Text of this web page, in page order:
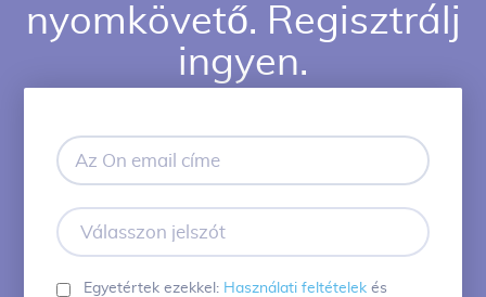
nyomkövető. Regisztrálj
ingyen.
címe
Egyetértek ezekkel: Használati feltételekés